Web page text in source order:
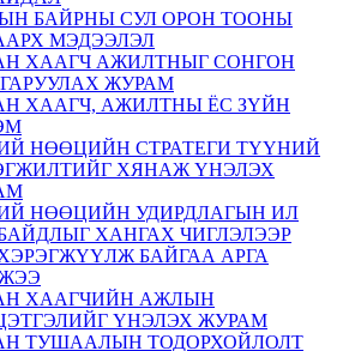
БАЙРНЫ СУЛ ОРОН ТООНЫ
МЭДЭЭЛЭЛ
ХААГЧ АЖИЛТНЫГ СОНГОН
ЖУРАМ
ХААГЧ, АЖИЛТНЫ ЁС ЗҮЙН
НӨӨЦИЙН СТРАТЕГИ ТҮҮНИЙ
ХЯНАЖ ҮНЭЛЭХ
НӨӨЦИЙН УДИРДЛАГЫН ИЛ
ХАНГАХ ЧИГЛЭЛЭЭР
БАЙГАА АРГА
ХААГЧИЙН АЖЛЫН
ҮНЭЛЭХ ЖУРАМ
ТУШААЛЫН ТОДОРХОЙЛОЛТ